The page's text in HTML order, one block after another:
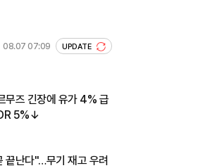
08.07 07:09 UPDATE
무즈 긴장에 유가 4% 급
5%↓
끝난다"…무기 재고 우려